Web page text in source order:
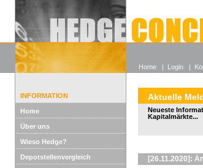
INFORMATION
Home
Über uns
Wieso Hedge?
Depotstellenvergleich
Aktuelle
Neueste
Kapitalmärkte...
[26.11.2020]:
Home | Login |